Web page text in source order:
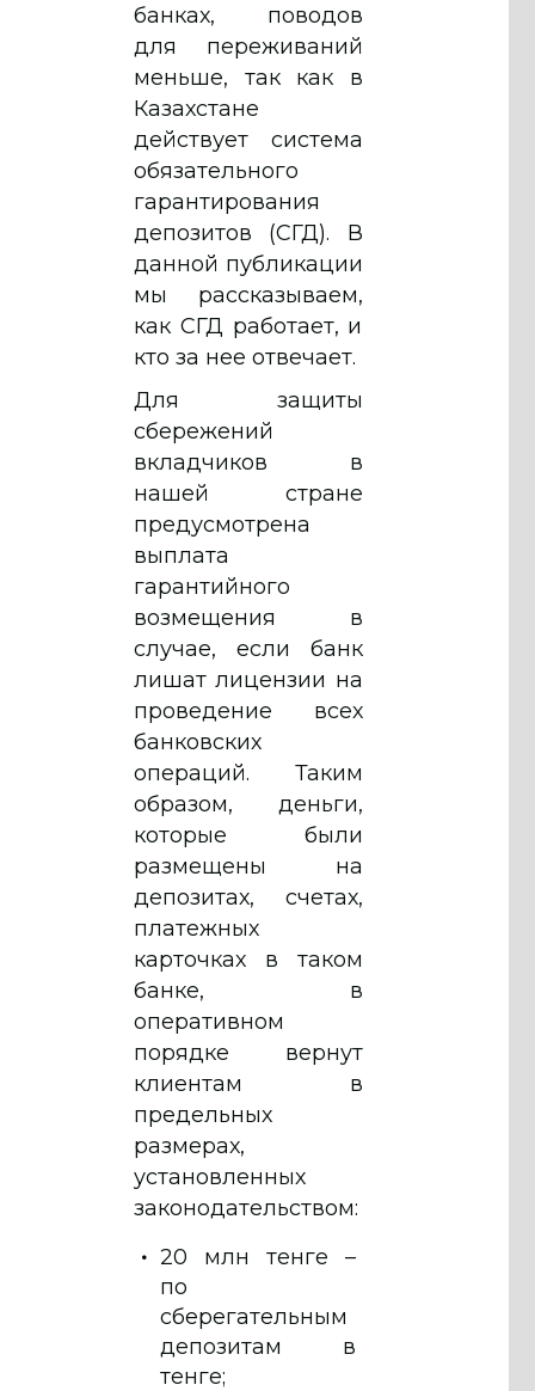
банках, поводов
для переживаний
меньше, так как в
Казахстане
действует система
обязательного
гарантирования
депозитов (СГД). В
данной публикации
мы рассказываем,
как СГД работает, и
кто за нее отвечает.
Для защиты
сбережений
вкладчиков в
нашей стране
предусмотрена
выплата
гарантийного
возмещения в
случае, если банк
лишат лицензии на
проведение всех
банковских
операций. Таким
образом, деньги,
которые были
размещены на
депозитах, счетах,
платежных
карточках в таком
банке, в
оперативном
порядке вернут
клиентам в
предельных
размерах,
установленных
законодательством:
20 млн тенге –
по
сберегательным
депозитам в
тенге;